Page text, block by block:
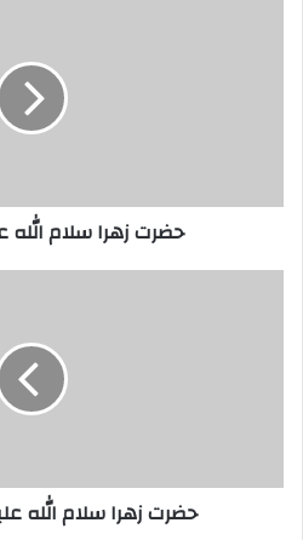
حضرت زهرا سلام الله
حضرت زهرا سلام الله